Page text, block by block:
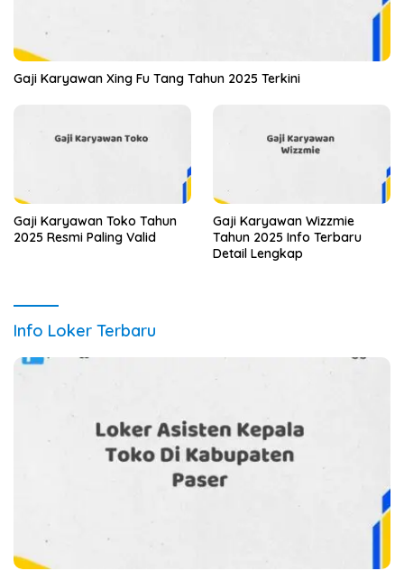
Gaji Karyawan Xing Fu Tang Tahun 2025 Terkini
Gaji Karyawan Toko Tahun
2025 Resmi Paling Valid
Gaji Karyawan Wizzmie
Tahun 2025 Info Terbaru
Detail Lengkap
Info Loker Terbaru